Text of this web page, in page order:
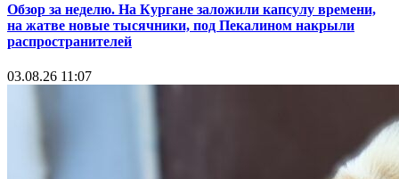
Обзор за неделю. На Кургане заложили капсулу времени,
на жатве новые тысячники, под Пекалином накрыли
распространителей
03.08.26 11:07